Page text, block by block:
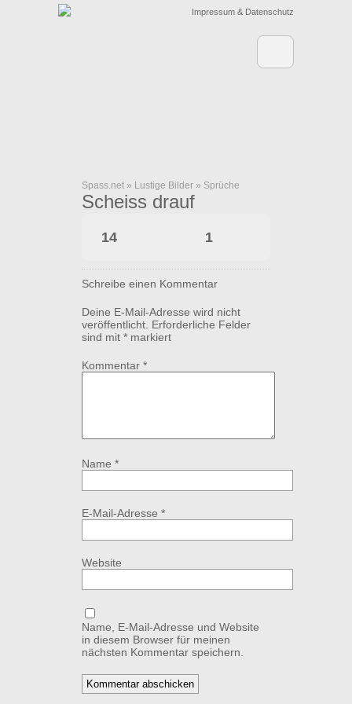
Impressum & Datenschutz
Spass.net » Lustige Bilder » Sprüche
Scheiss drauf
14 1
Schreibe einen Kommentar
Deine E-Mail-Adresse wird nicht
veröffentlicht. Erforderliche Felder
sind mit * markiert
Kommentar *
Name *
E-Mail-Adresse *
Website
Name, E-Mail-Adresse und Website
in diesem Browser für meinen
nächsten Kommentar speichern.